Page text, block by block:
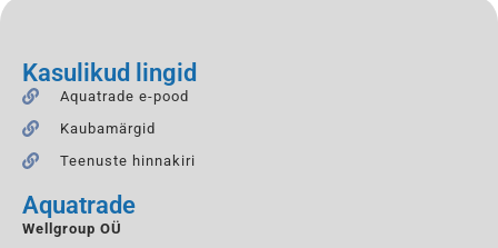
Kasulikud lingid
Aquatrade e-pood
Kaubamärgid
Teenuste hinnakiri
Aquatrade
Wellgroup OÜ